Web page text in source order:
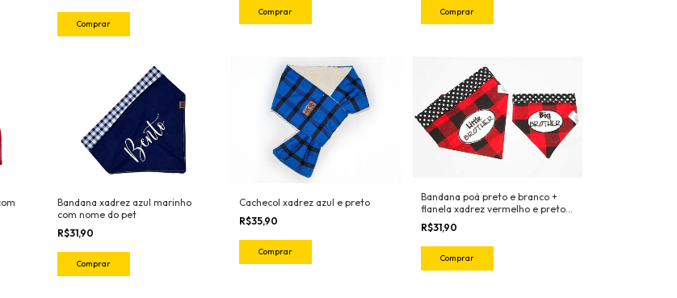
Comprar
Comprar Comprar
Bandana xadrez azul marinho
com nome do pet
R$31,90
Comprar
Cachecol xadrez azul e preto
R$35,90
Comprar
Bandana poá preto e branco +
flanela xadrez vermelho e preto
com bordado "Brother" ou
"Sister"
R$31,90
Comprar